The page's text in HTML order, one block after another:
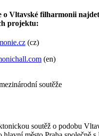
Vltavské filharmonii
projektu:
(cz)
(en)
soutěže
soutěž o podobu